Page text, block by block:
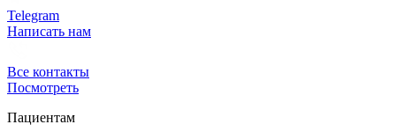
Telegram
Написать нам
Все контакты
Посмотреть
Пациентам